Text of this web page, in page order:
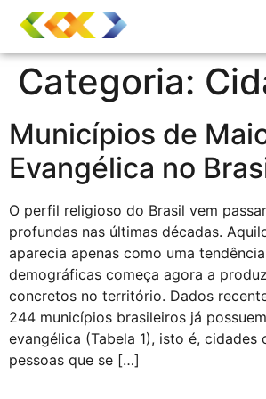
Categoria:
Municípios de
Evangélica no
O perfil religioso do Brasil vem
profundas nas últimas décadas.
aparecia apenas como uma
demográficas começa agora a
concretos no território. Dados
244 municípios brasileiros já
evangélica (Tabela 1), isto é, cidades
pessoas que se […]